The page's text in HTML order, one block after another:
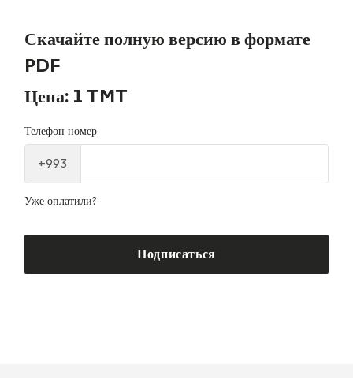
Скачайте полную версию в формате
PDF
Цена: 1 TMT
Телефон номер
+993
Уже оплатили?
Подписаться